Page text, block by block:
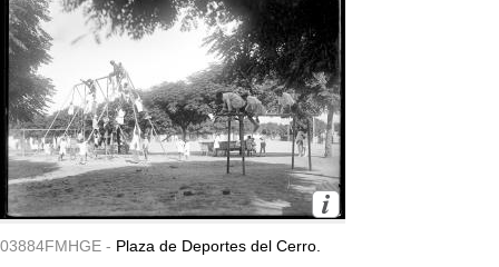
03884FMHGE - Plaza de Deportes del Cerro.